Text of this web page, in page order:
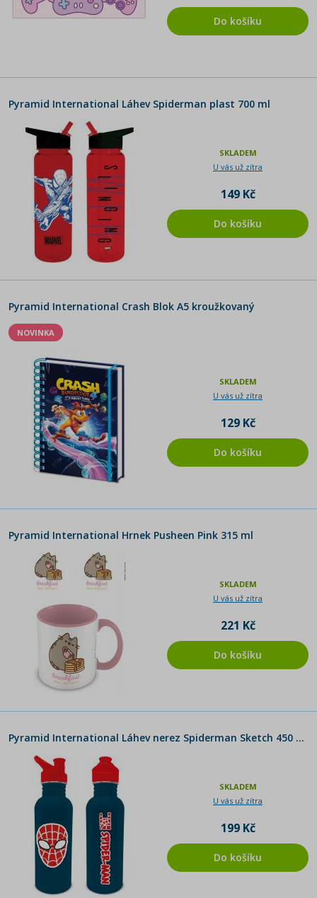
Do košíku
Pyramid International Láhev Spiderman plast 700 ml
SKLADEM
U vás už zítra
149 Kč
Do košíku
Pyramid International Crash Blok A5 kroužkovaný
NOVINKA
SKLADEM
U vás už zítra
129 Kč
Do košíku
Pyramid International Hrnek Pusheen Pink 315 ml
SKLADEM
U vás už zítra
221 Kč
Do košíku
Pyramid International Láhev nerez Spiderman Sketch 450 ml
SKLADEM
U vás už zítra
199 Kč
Do košíku